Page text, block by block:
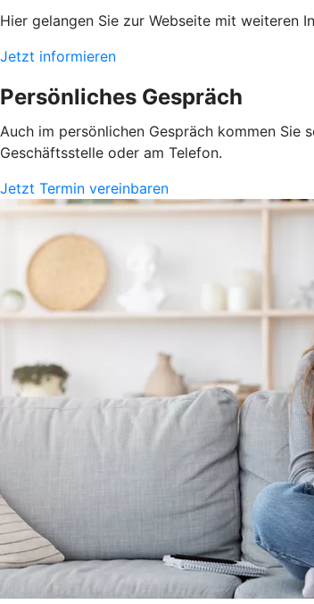
Hier gelangen Sie zur Webseite mit weiteren
Jetzt informieren
Persönliches Gespräch
Auch im persönlichen Gespräch kommen Sie
Geschäftsstelle oder am Telefon.
Jetzt Termin vereinbaren